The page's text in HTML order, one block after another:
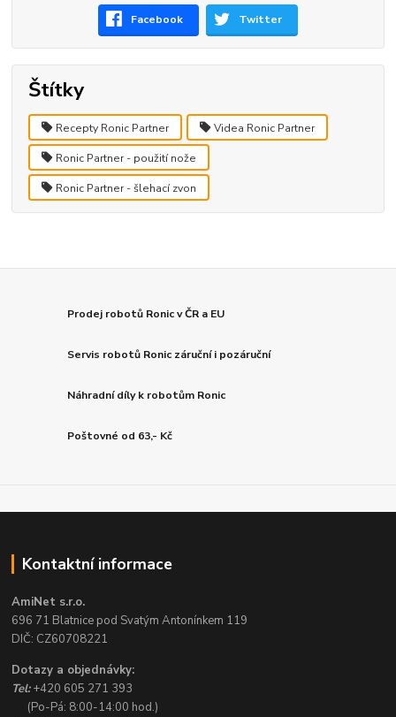
Facebook Twitter
Štítky
Recepty Ronic Partner Videa Ronic Partner
Ronic Partner - použití nože
Ronic Partner - šlehací zvon
Prodej robotů Ronic v ČR a EU
Servis robotů Ronic záruční i pozáruční
Náhradní díly k robotům Ronic
Poštovné od 63,- Kč
Kontaktní informace
AmiNet s.r.o.
696 71 Blatnice pod Svatým Antonínkem 119
DIČ: CZ60708221
Dotazy a objednávky:
Tel:+420 605 271 393
(Po-Pá: 8:00-14:00 hod.)